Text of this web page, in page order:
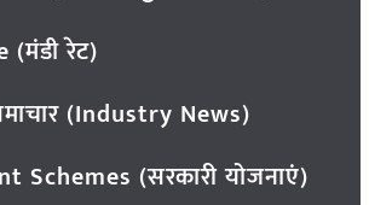
रेट)
(Industry News)
Schemes (सरकारी योजनाएं)